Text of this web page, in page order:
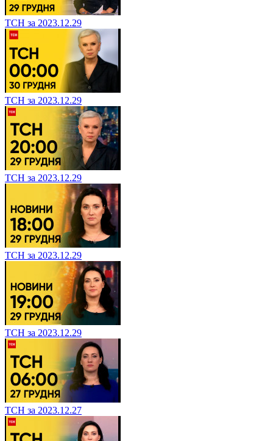
ТСН за 2023.12.29
ТСН за 2023.12.29
ТСН за 2023.12.29
ТСН за 2023.12.29
ТСН за 2023.12.29
ТСН за 2023.12.27